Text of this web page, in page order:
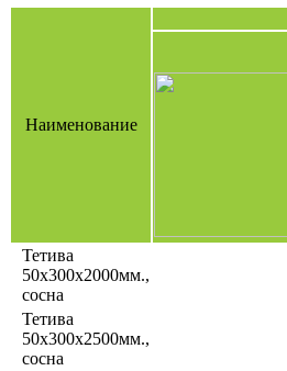
Наименование
Тетива
50х300х2000мм.,
сосна
Тетива
50х300х2500мм.,
сосна